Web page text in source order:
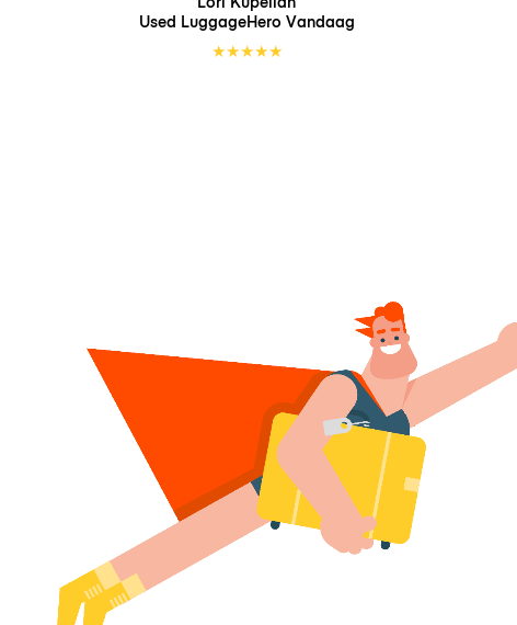
Used LuggageHero Vandaag
★★★★★